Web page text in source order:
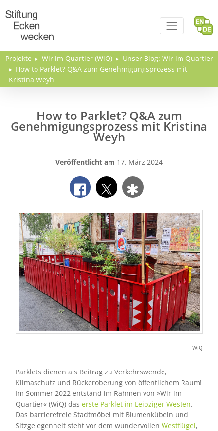
Projekte Wir im Quartier (WiQ)
Unser Blog: Wir im Quartier
How to Parklet? Q&A zum Genehmigungsprozess mit
Kristina Weyh
How to Parklet? Q&A zum
Genehmigungsprozess mit Kristina
Weyh
Veröffentlicht am 17. März 2024
WiQ
Parklets dienen als Beitrag zu Verkehrswende,
Klimaschutz und Rückeroberung von öffentlichem Raum!
Im Sommer 2022 entstand im Rahmen von »Wir im
Quartier« (WiQ) das erste Parklet im Leipziger Westen.
Das barrierefreie Stadtmöbel mit Blumenkübeln und
Sitzgelegenheit steht vor dem wundervollen Westflügel,